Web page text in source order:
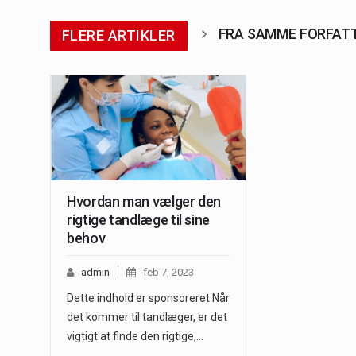
FLERE ARTIKLER FRA SAMME
Hvordan man vælger den
rigtige tandlæge til sine
behov
admin feb 7, 2023
Dette indhold er sponsoreret Når
det kommer til tandlæger, er det
vigtigt at finde den rigtige,…